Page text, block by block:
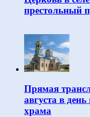
престольный
Прямая
августа в
храма